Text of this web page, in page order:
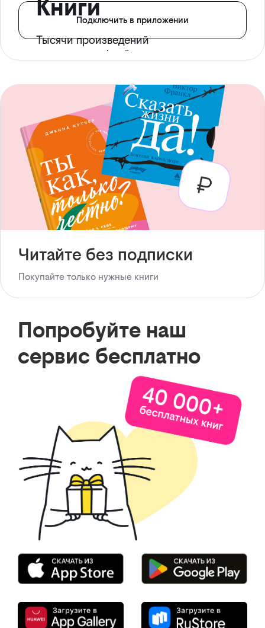
Книги
Тысячи произведений
с доступом офлайн
Подключить в приложении
Читайте без подписки
Покупайте только нужные книги
Попробуйте наш
сервис бесплатно